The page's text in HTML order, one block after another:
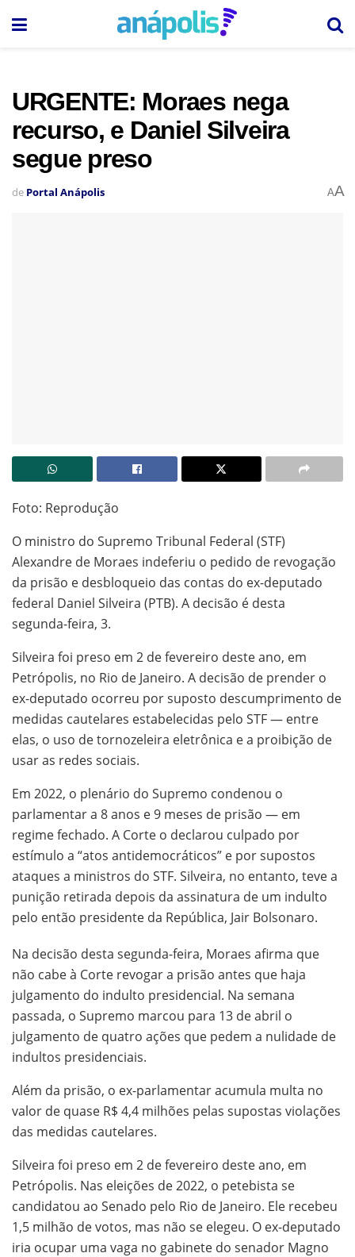
URGENTE: Moraes nega
recurso, e Daniel Silveira
segue preso
de Portal Anápolis AA
Foto: Reprodução
O ministro do Supremo Tribunal Federal (STF)
Alexandre de Moraes indeferiu o pedido de revogação
da prisão e desbloqueio das contas do ex-deputado
federal Daniel Silveira (PTB). A decisão é desta
segunda-feira, 3.
Silveira foi preso em 2 de fevereiro deste ano, em
Petrópolis, no Rio de Janeiro. A decisão de prender o
ex-deputado ocorreu por suposto descumprimento de
medidas cautelares estabelecidas pelo STF — entre
elas, o uso de tornozeleira eletrônica e a proibição de
usar as redes sociais.
Em 2022, o plenário do Supremo condenou o
parlamentar a 8 anos e 9 meses de prisão — em
regime fechado. A Corte o declarou culpado por
estímulo a “atos antidemocráticos” e por supostos
ataques a ministros do STF. Silveira, no entanto, teve a
punição retirada depois da assinatura de um indulto
pelo então presidente da República, Jair Bolsonaro.
Na decisão desta segunda-feira, Moraes afirma que
não cabe à Corte revogar a prisão antes que haja
julgamento do indulto presidencial. Na semana
passada, o Supremo marcou para 13 de abril o
julgamento de quatro ações que pedem a nulidade de
indultos presidenciais.
Além da prisão, o ex-parlamentar acumula multa no
valor de quase R$ 4,4 milhões pelas supostas violações
das medidas cautelares.
Silveira foi preso em 2 de fevereiro deste ano, em
Petrópolis. Nas eleições de 2022, o petebista se
candidatou ao Senado pelo Rio de Janeiro. Ele recebeu
1,5 milhão de votos, mas não se elegeu. O ex-deputado
iria ocupar uma vaga no gabinete do senador Magno